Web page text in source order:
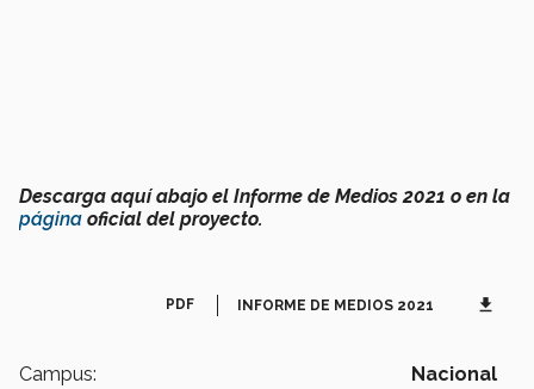
Descarga aquí abajo el Informe de Medios 2021 o en la
página oficial del proyecto.
PDF INFORME DE MEDIOS 2021 get_app
Campus: Nacional